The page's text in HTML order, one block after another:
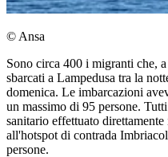
© Ansa
Sono circa 400 i migranti che,
sbarcati a Lampedusa tra la
domenica. Le imbarcazioni
un massimo di 95 persone.
sanitario effettuato
all'hotspot di contrada
persone.